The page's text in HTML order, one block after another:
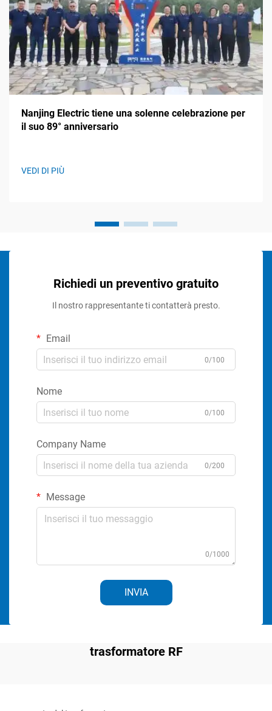
Nanjing Electric tiene una solenne celebrazione per
il suo 89° anniversario
VEDI DI PIÙ
Richiedi un preventivo gratuito
Il nostro rappresentante ti contatterà presto.
Email
0/100
Nome
0/100
Company Name
0/200
Message
0/1000
INVIA
trasformatore RF